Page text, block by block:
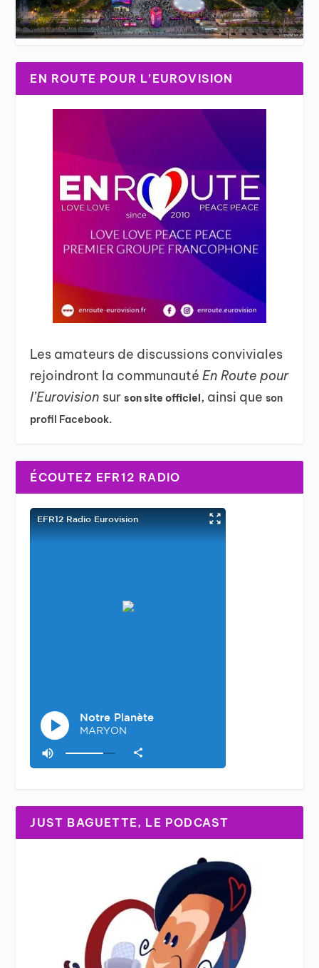
EN ROUTE POUR L’EUROVISION
Les amateurs de discussions conviviales
rejoindront la communautéEn Route pour
l’Eurovision surson site officiel, ainsi queson
profil Facebook.
ÉCOUTEZ EFR12 RADIO
JUST BAGUETTE, LE PODCAST